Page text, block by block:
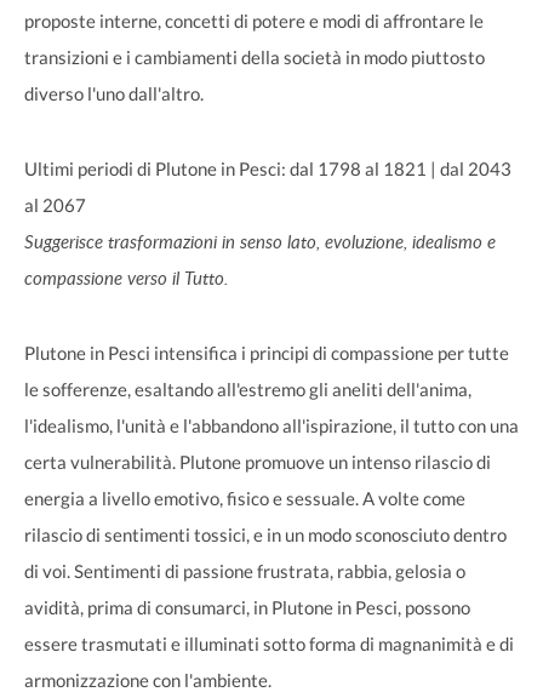
proposte interne, concetti di potere e modi di affrontare le
transizioni e i cambiamenti della società in modo piuttosto
diverso l'uno dall'altro.
Ultimi periodi di Plutone in Pesci: dal 1798 al 1821 | dal 2043
al 2067
Suggerisce trasformazioni in senso lato, evoluzione, idealismo e
compassione verso il Tutto.
Plutone in Pesci intensifica i principi di compassione per tutte
le sofferenze, esaltando all'estremo gli aneliti dell'anima,
l'idealismo, l'unità e l'abbandono all'ispirazione, il tutto con una
certa vulnerabilità. Plutone promuove un intenso rilascio di
energia a livello emotivo, fisico e sessuale. A volte come
rilascio di sentimenti tossici, e in un modo sconosciuto dentro
di voi. Sentimenti di passione frustrata, rabbia, gelosia o
avidità, prima di consumarci, in Plutone in Pesci, possono
essere trasmutati e illuminati sotto forma di magnanimità e di
armonizzazione con l'ambiente.